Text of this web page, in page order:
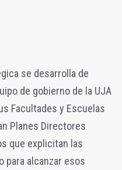
se desarrolla de
de gobierno de la UJA
Facultades y Escuelas
Planes Directores
que explicitan las
para alcanzar esos